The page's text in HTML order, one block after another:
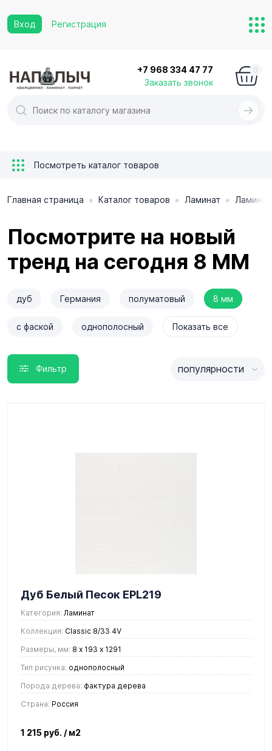
Вход Регистрация
+7 968 334 47 77
Заказать звонок
0
Посмотреть каталог товаров
Главная страница • Каталог товаров • Ламинат •
Посмотрите на новый
тренд на сегодня 8 ММ
дуб Германия полуматовый 8 мм
c фаской однополосный Показать все
Фильтр популярности
Дуб Белый Песок EPL219
Категория: Ламинат
Коллекция: Classic 8/33 4V
Размеры, мм: 8 х 193 х 1291
Тип рисунка: однополосный
Порода дерева: фактура дерева
Страна: Россия
1 215 руб. / м2